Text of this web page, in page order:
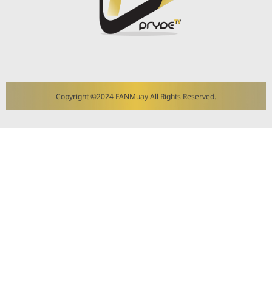
Copyright ©2024 FANMuay All Rights Reserved.